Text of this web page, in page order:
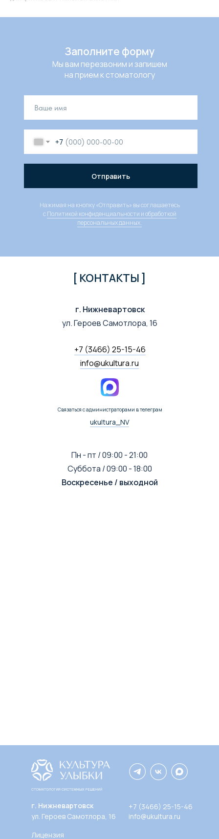
Заполните форму
Мы вам перезвоним и запишем
на прием к стоматологу
+7
Отправить
Нажимая на кнопку «Отправить» вы соглашаетесь
сПолитикой конфиденциальности и обработкой
персональных данных.
info@ukultura.ru
Пн - пт / 09:00 - 21:00
г. Нижневартовск
Суббота / 09:00 - 18:00
Воскресенье / выходной
ул. Героев Самотлора, 16
+7 (3466) 25-15-46
ukultura_NV
Связаться с администраторами в телеграм
[ КОНТАКТЫ ]
г. Нижневартовск
ул. Героев Самотлора, 16
info@ukultura.ru
+7 (3466) 25-15-46
Лицензия